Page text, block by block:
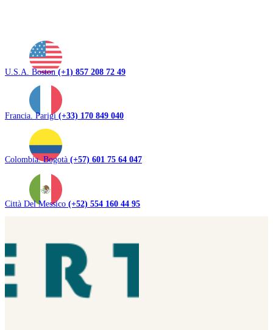
U.S.A. Boston(+1) 857 208 72 49
Francia. Parigi(+33) 170 849 040
Colombia. Bogotà (+57) 601 75 64 047
Città Del Messico (+52) 554 160 44 95